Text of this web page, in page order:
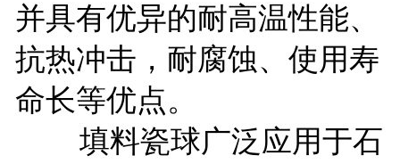
并具有优异的耐高温性能、
抗热冲击，耐腐蚀、使用寿
命长等优点。
填料瓷球广泛应用于石